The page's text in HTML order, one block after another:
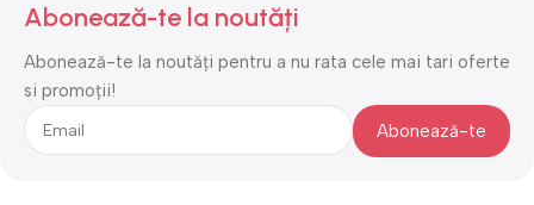
Abonează-te la noutăți
Abonează-te la noutăți pentru a nu rata cele mai tari oferte
si promoții!